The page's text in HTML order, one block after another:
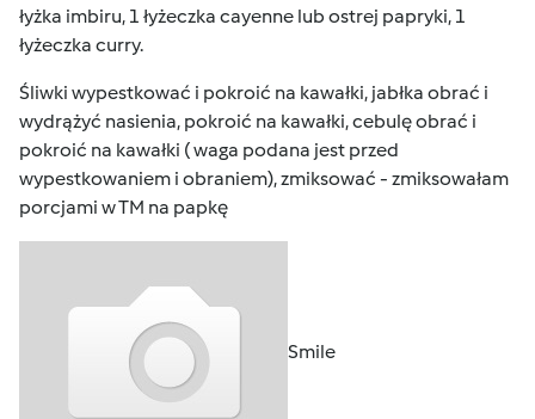
łyżka imbiru, 1 łyżeczka cayenne lub ostrej papryki, 1
łyżeczka curry.
Śliwki wypestkować i pokroić na kawałki, jabłka obrać i
wydrążyć nasienia, pokroić na kawałki, cebulę obrać i
pokroić na kawałki ( waga podana jest przed
wypestkowaniem i obraniem), zmiksować - zmiksowałam
porcjami w TM na papkę
Smile